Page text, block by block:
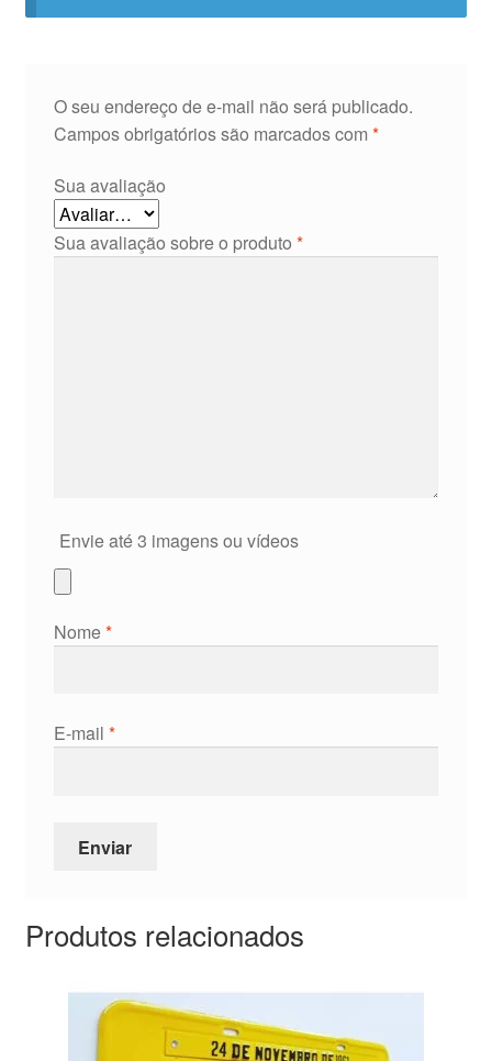
O seu endereço de e-mail não será publicado.
Campos obrigatórios são marcados com *
Sua avaliação
Sua avaliação sobre o produto *
Envie até 3 imagens ou vídeos
Nome*
E-mail *
Produtos relacionados